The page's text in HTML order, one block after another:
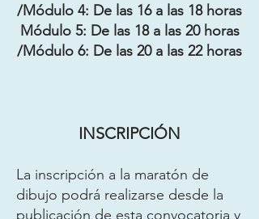
/Módulo 4: De las 16 a las 18 horas
Módulo 5: De las 18 a las 20 horas
/Módulo 6: De las 20 a las 22 horas
INSCRIPCIÓN
La inscripción a la maratón de
dibujo podrá realizarse desde la
publicación de esta convocatoria y